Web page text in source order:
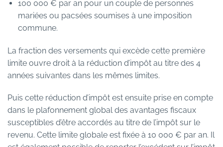
100 000 € par an pour un couple de personnes
mariées ou pacsées soumises à une imposition
commune.
La fraction des versements qui excède cette première
limite ouvre droit à la réduction d’impôt au titre des 4
années suivantes dans les mêmes limites.
Puis cette réduction d’impôt est ensuite prise en compte
dans le plafonnement global des avantages fiscaux
susceptibles d’être accordés au titre de l’impôt sur le
revenu. Cette limite globale est fixée à 10 000 € par an. Il